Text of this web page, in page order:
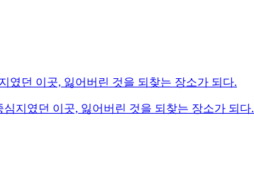
지였던 이곳, 잃어버린 것을 되찾는 장소가 되다.